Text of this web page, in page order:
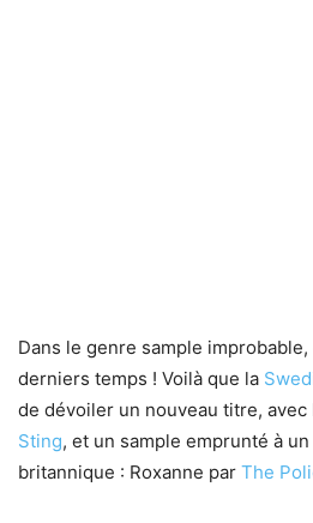
Dans le genre sample
derniers temps ! Voilà que la
de dévoiler un nouveau titre,
Sting, et un sample emprunté à
britannique : Roxanne par The